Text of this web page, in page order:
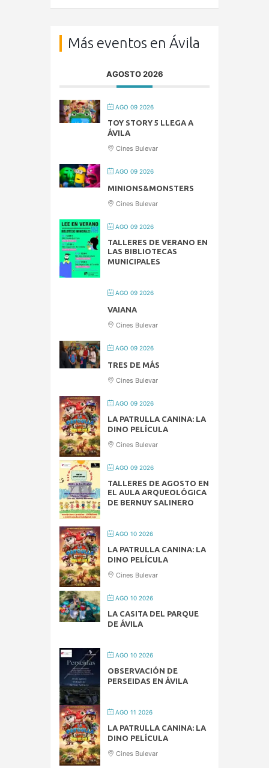
Más eventos en Ávila
AGOSTO 2026
AGO 09 2026
TOY STORY 5 LLEGA A
ÁVILA
Cines Bulevar
AGO 09 2026
MINIONS&MONSTERS
Cines Bulevar
AGO 09 2026
TALLERES DE VERANO EN
LAS BIBLIOTECAS
MUNICIPALES
AGO 09 2026
VAIANA
Cines Bulevar
AGO 09 2026
TRES DE MÁS
Cines Bulevar
AGO 09 2026
LA PATRULLA CANINA: LA
DINO PELÍCULA
Cines Bulevar
AGO 09 2026
TALLERES DE AGOSTO EN
EL AULA ARQUEOLÓGICA
DE BERNUY SALINERO
AGO 10 2026
LA PATRULLA CANINA: LA
DINO PELÍCULA
Cines Bulevar
AGO 10 2026
LA CASITA DEL PARQUE
DE ÁVILA
AGO 10 2026
OBSERVACIÓN DE
PERSEIDAS EN ÁVILA
AGO 11 2026
LA PATRULLA CANINA: LA
DINO PELÍCULA
Cines Bulevar